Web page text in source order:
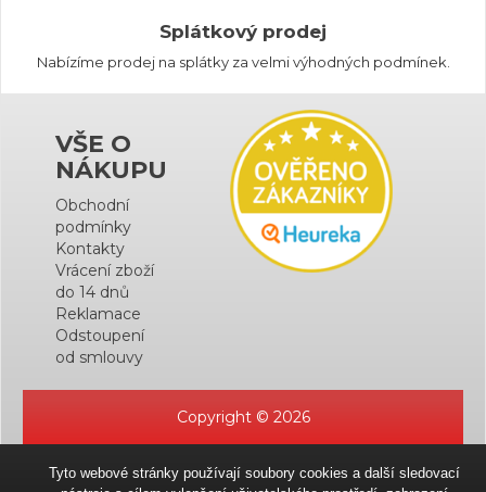
Splátkový prodej
Nabízíme prodej na splátky za velmi výhodných podmínek.
VŠE O
NÁKUPU
Obchodní
podmínky
Kontakty
Vrácení zboží
do 14 dnů
Reklamace
Odstoupení
od smlouvy
Copyright © 2026
Tyto webové stránky používají soubory cookies a další sledovací